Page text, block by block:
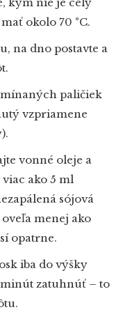
okolo 70 °C.
na dno postavte a
paličiek
vzpriamene
vonné oleje a
ako 5 ml
sójová
menej ako
opatrne.
iba do výšky
zatuhnúť – to